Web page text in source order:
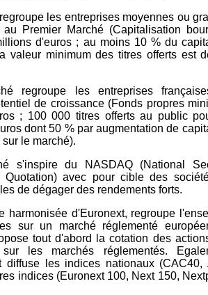
les entreprises moyennes ou
Premier Marché (Capitalisation
d'euros ; au moins 10 % du
valeur minimum des titres offerts est
regroupe les entreprises
de croissance (Fonds propres
; 100 000 titres offerts au public
dont 50 % par augmentation de
le marché).
s'inspire du NASDAQ (National
Quotation) avec pour cible des
de dégager des rendements forts.
harmonisée d'Euronext, regroupe
sur un marché réglementé
tout d'abord la cotation des
les marchés réglementés.
diffuse les indices nationaux (CAC40,
indices (Euronext 100, Next 150,